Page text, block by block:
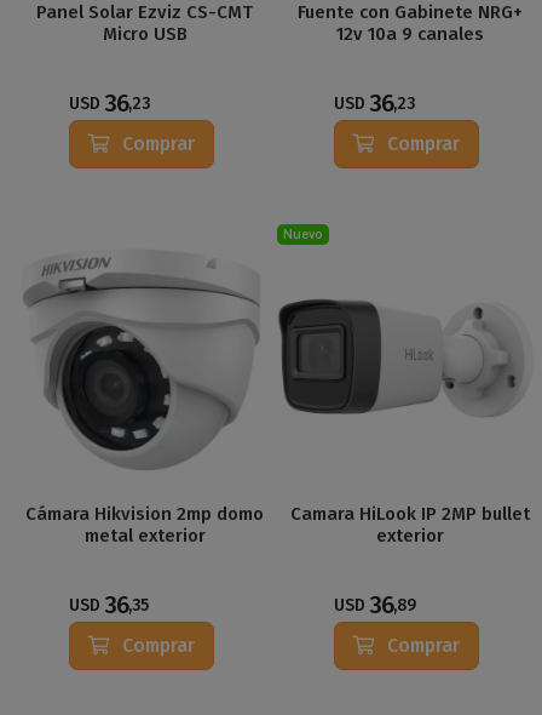
Panel Solar Ezviz CS-CMT
Micro USB
USD 36,23
Comprar
Fuente con Gabinete NRG+
12v 10a 9 canales
USD 36,23
Comprar
Cámara Hikvision 2mp domo
metal exterior
USD 36,35
Comprar
Nuevo
Camara HiLook IP 2MP bullet
exterior
USD 36,89
Comprar